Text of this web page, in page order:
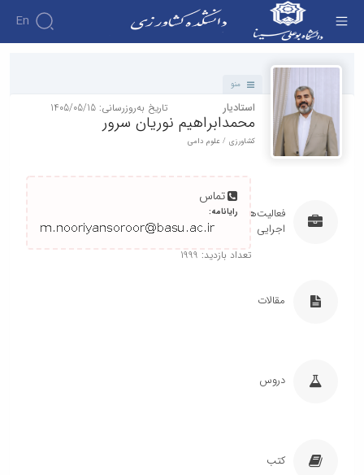
En
منو
استادیار تاریخ به‌روزرسانی: 1405/05/15
محمدابراهیم نوریان سرور
کشاورزی / علوم دامی
تماس
رایانامه:
تعداد بازدید: 1999
فعالیت‌های
اجرایی
مقالات
دروس
کتب